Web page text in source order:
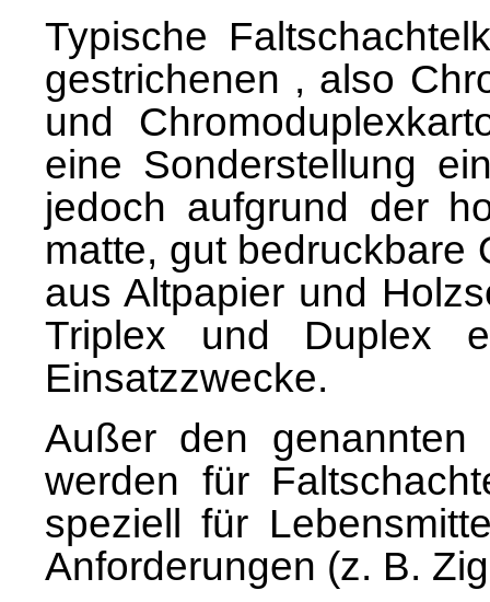
Typische
gestrichenen ‚ also
und
eine Sonderstellung
jedoch aufgrund der
matte, gut bedruckbare
aus Altpapier und
Triplex und Duplex
Einsatzzwecke.
Außer den genannten
werden für
speziell für
Anforderungen (z. B.